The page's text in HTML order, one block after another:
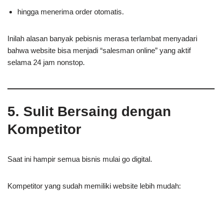
hingga menerima order otomatis.
Inilah alasan banyak pebisnis merasa terlambat menyadari
bahwa website bisa menjadi “salesman online” yang aktif
selama 24 jam nonstop.
5. Sulit Bersaing dengan
Kompetitor
Saat ini hampir semua bisnis mulai go digital.
Kompetitor yang sudah memiliki website lebih mudah: